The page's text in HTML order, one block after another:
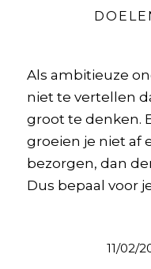
Als ambitieuze
niet te vertellen
groot te denken.
groeien je niet af
bezorgen, dan
Dus bepaal voor
11/02/
/